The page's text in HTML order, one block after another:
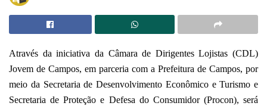
Através da iniciativa da Câmara de Dirigentes Lojistas (CDL)
Jovem de Campos, em parceria com a Prefeitura de Campos, por
meio da Secretaria de Desenvolvimento Econômico e Turismo e
Secretaria de Proteção e Defesa do Consumidor (Procon), será